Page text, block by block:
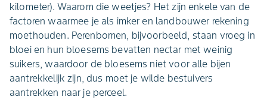
kilometer). Waarom die weetjes? Het zijn enkele van de
factoren waarmee je als imker en landbouwer rekening
moethouden. Perenbomen, bijvoorbeeld, staan vroeg in
bloei en hun bloesems bevatten nectar met weinig
suikers, waardoor de bloesems niet voor alle bijen
aantrekkelijk zijn, dus moet je wilde bestuivers
aantrekken naar je perceel.